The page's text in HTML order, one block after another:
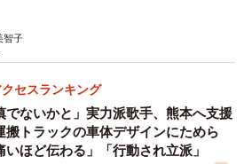
智子
クセスランキング
でないかと」実力派歌手、熊本へ支援
トラックの車体デザインにためら
ほど伝わる」「行動され立派」